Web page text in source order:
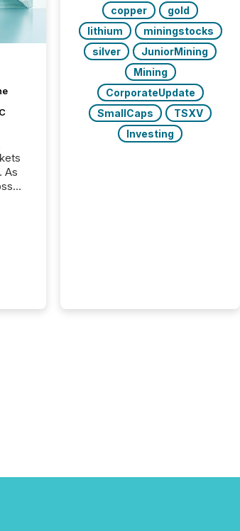
As
been
copper
gold
lithium
miningstocks
silver
JuniorMining
Mining
CorporateUpdate
SmallCaps
TSXV
Investing